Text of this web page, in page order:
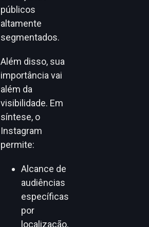
públicos
altamente
segmentados.
Além disso, sua
importância vai
além da
visibilidade. Em
síntese, o
Instagram
permite:
Alcance de
audiências
específicas
por
localização,